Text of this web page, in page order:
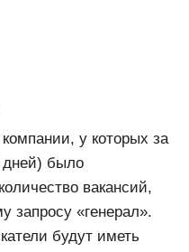
у которых за
дней) было
вакансий,
запросу «генерал».
будут иметь